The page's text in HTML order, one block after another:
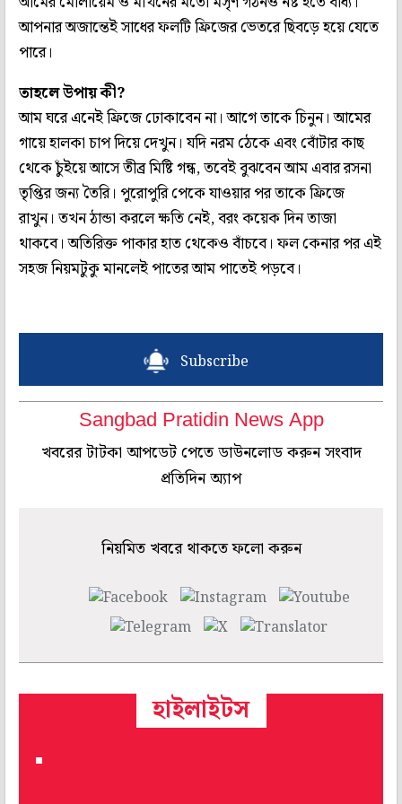
আপনার অজান্তেই সাধের ফলটি ফ্রিজের ভেতরে ছিবড়ে হয়ে যেতে
পারে।
তাহলে উপায় কী?
আম ঘরে এনেই ফ্রিজে ঢোকাবেন না। আগে তাকে চিনুন। আমের
গায়ে হালকা চাপ দিয়ে দেখুন। যদি নরম ঠেকে এবং বোঁটার কাছ
থেকে চুঁইয়ে আসে তীব্র মিষ্টি গন্ধ, তবেই বুঝবেন আম এবার রসনা
তৃপ্তির জন্য তৈরি। পুরোপুরি পেকে যাওয়ার পর তাকে ফ্রিজে
রাখুন। তখন ঠান্ডা করলে ক্ষতি নেই, বরং কয়েক দিন তাজা
থাকবে। অতিরিক্ত পাকার হাত থেকেও বাঁচবে। ফল কেনার পর এই
সহজ নিয়মটুকু মানলেই পাতের আম পাতেই পড়বে।
Subscribe
Sangbad Pratidin News App
খবরের টাটকা আপডেট পেতে ডাউনলোড করুন সংবাদ
প্রতিদিন অ্যাপ
নিয়মিত খবরে থাকতে ফলো করুন
হাইলাইটস